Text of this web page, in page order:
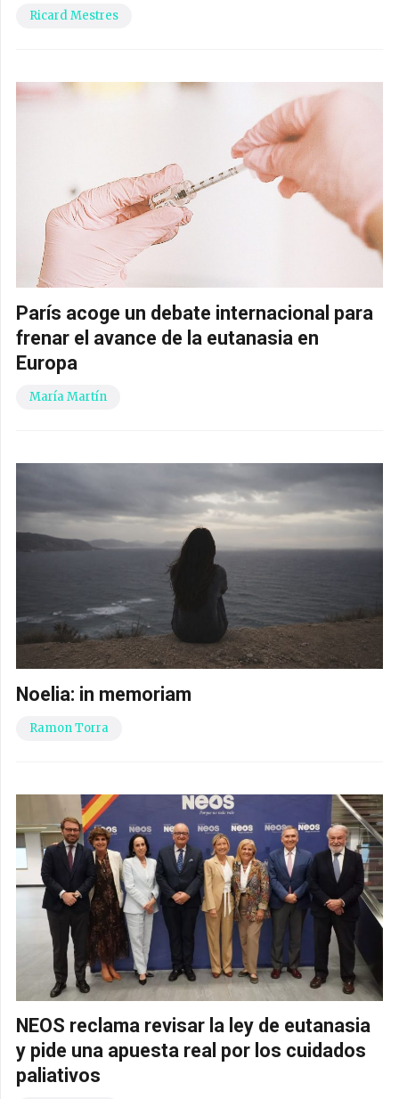
Ricard Mestres
París acoge un debate internacional para
frenar el avance de la eutanasia en
Europa
María Martín
Noelia: in memoriam
Ramon Torra
NEOS reclama revisar la ley de eutanasia
y pide una apuesta real por los cuidados
paliativos